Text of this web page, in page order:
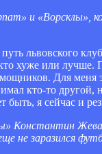
и «Ворсклы»,
львовского
хуже или лучше.
Для
кто-то другой,
я сейчас и
Константин
заразился